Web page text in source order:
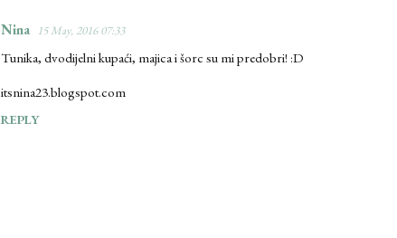
Nina 15 May, 2016 07:33
Tunika, dvodijelni kupaći, majica i šorc su mi predobri! :D
itsnina23.blogspot.com
REPLY